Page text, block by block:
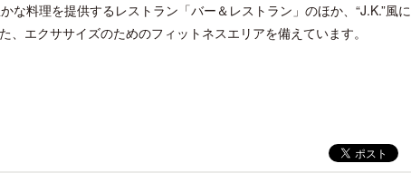
料理を提供するレストラン「バー＆レストラン」のほか、“J.K.”風に
エクササイズのためのフィットネスエリアを備えています。